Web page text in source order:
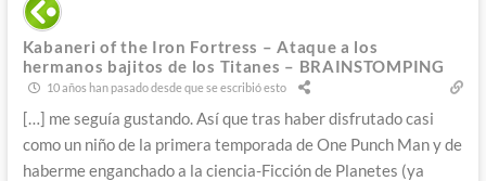
Kabaneri of the Iron Fortress – Ataque a los
hermanos bajitos de los Titanes – BRAINSTOMPING
10 años han pasado desde que se escribió esto
[…] me seguía gustando. Así que tras haber disfrutado casi
como un niño de la primera temporada de One Punch Man y de
haberme enganchado a la ciencia-Ficción de Planetes (ya